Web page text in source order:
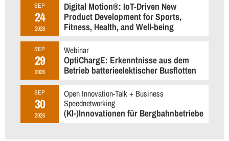
SEP
24
2026
Digital Motion®: IoT-Driven New
Product Development for Sports,
Fitness, Health, and Well-being
SEP
29
2026
Webinar
OptiChargE: Erkenntnisse aus dem
Betrieb batterieelektischer Busflotten
SEP
30
2026
Open Innovation-Talk + Business
Speednetworking
(KI-)Innovationen für Bergbahnbetriebe